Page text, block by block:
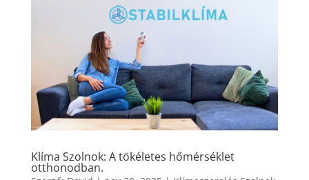
Klíma Szolnok: A tökéletes hőmérséklet
otthonodban.